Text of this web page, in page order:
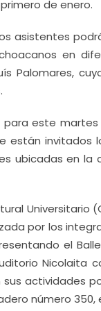
de enero.
asistentes
en
Palomares,
este
están invitados
ubicadas en la
Universitario
por los
el
Nicolaita
sus actividades
número